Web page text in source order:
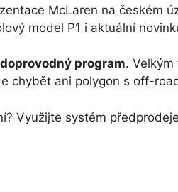
McLaren na českém
model P1 i aktuální
program.
chybět ani polygon s off-
Využijte systém